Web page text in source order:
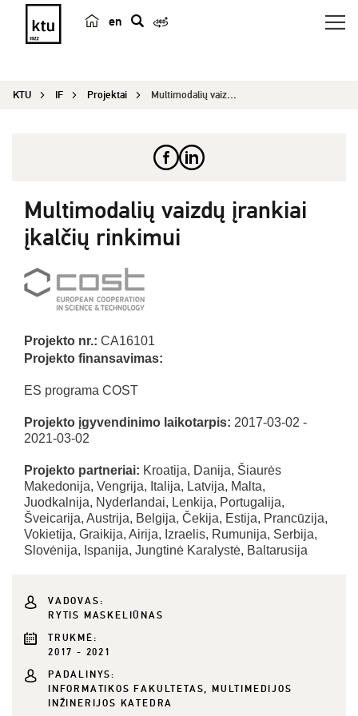
en
e
KTU IF Projektai Multimodalių vaizdų įrankiai įkalčių rinkimui...
Multimodalių vaizdų įrankiai
įkalčių rinkimui
Projekto nr.: CA16101
Projekto finansavimas:
ES programa COST
Projekto įgyvendinimo laikotarpis: 2017-03-02 -
2021-03-02
Projekto partneriai: Kroatija, Danija, Šiaurės
Makedonija, Vengrija, Italija, Latvija, Malta,
Juodkalnija, Nyderlandai, Lenkija, Portugalija,
Šveicarija, Austrija, Belgija, Čekija, Estija, Prancūzija,
Vokietija, Graikija, Airija, Izraelis, Rumunija, Serbija,
Slovėnija, Ispanija, Jungtinė Karalystė, Baltarusija
VADOVAS:
RYTIS MASKELIŪNAS
TRUKMĖ:
2017 - 2021
PADALINYS:
INFORMATIKOS FAKULTETAS, MULTIMEDIJOS
INŽINERIJOS KATEDRA